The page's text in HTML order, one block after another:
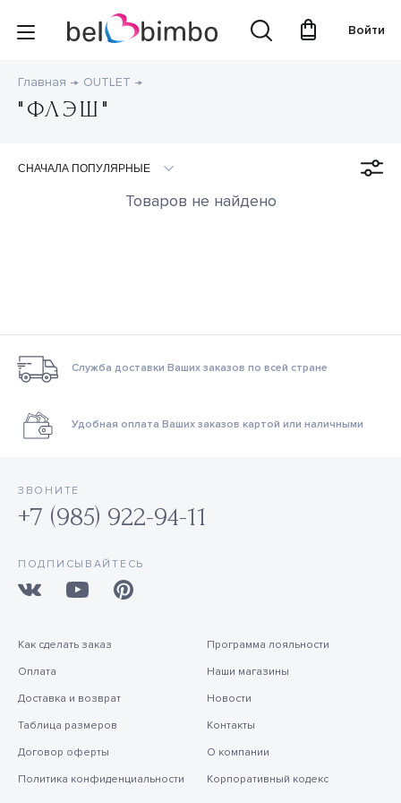
Войти
Главная OUTLET
"ФЛЭШ"
Товаров не найдено
Служба доставки Ваших заказов по всей стране
Удобная оплата Ваших заказов картой или наличными
ЗВОНИТЕ
+7 (985) 922-94-11
ПОДПИСЫВАЙТЕСЬ
Как сделать заказ
Оплата
Доставка и возврат
Таблица размеров
Договор оферты
Политика конфиденциальности
Программа лояльности
Наши магазины
Новости
Контакты
О компании
Корпоративный кодекс